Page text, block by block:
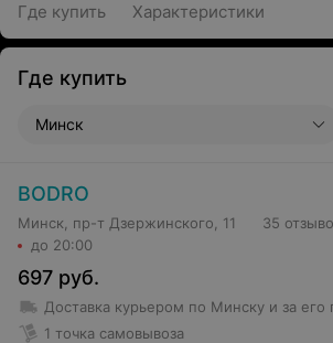
Где купить Характеристики
Где купить
Минск
BODRO
Минск, пр-т Дзержинского, 11
до 20:00
35
697 руб.
Доставка курьером по Минску и за его
1 точка самовывоза